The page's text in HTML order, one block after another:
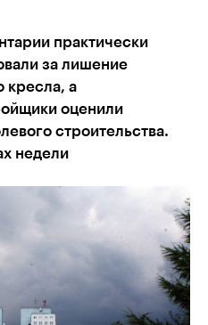
практически
за лишение
кресла, а
оценили
строительства.
недели